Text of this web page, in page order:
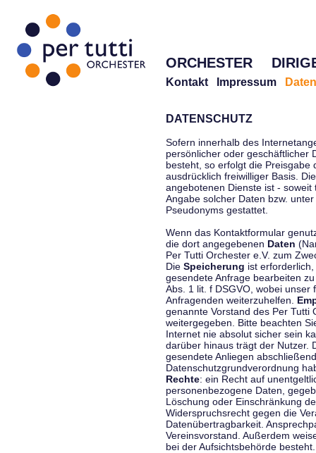
ORCHESTER
Kontakt Impressum
DATENSCHUTZ
Sofern innerhalb des
persönlicher oder geschäftlicher
besteht, so erfolgt die Preisgabe
ausdrücklich freiwilliger Basis.
angebotenen Dienste ist -
Angabe solcher Daten bzw.
Pseudonyms gestattet.
Wenn das Kontaktformular
die dort angegebenen Daten
Per Tutti Orchester e.V. zum
Die Speicherung ist
gesendete Anfrage bearbeiten
Abs. 1 lit. f DSGVO, wobei
Anfragenden weiterzuhelfen.
genannte Vorstand des Per Tutti
weitergegeben. Bitte beachten
Internet nie absolut sicher sein
darüber hinaus trägt der Nutzer.
gesendete Anliegen
Datenschutzgrundverordnung
Rechte: ein Recht auf
personenbezogene Daten,
Löschung oder Einschränkung
Widerspruchsrecht gegen die
Datenübertragbarkeit.
Vereinsvorstand. Außerdem
bei der Aufsichtsbehörde besteht.